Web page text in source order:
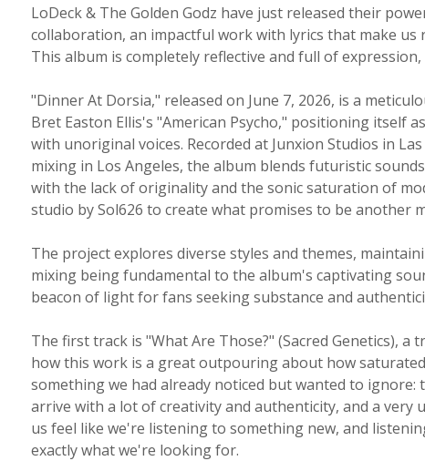
LoDeck & The Golden Godz have just released their
collaboration, an impactful work with lyrics that make us
This album is completely reflective and full of
"Dinner At Dorsia," released on June 7, 2026, is a
Bret Easton Ellis's "American Psycho," positioning itself
with unoriginal voices. Recorded at Junxion Studios in
mixing in Los Angeles, the album blends futuristic
with the lack of originality and the sonic saturation of
studio by Sol626 to create what promises to be another
The project explores diverse styles and themes,
mixing being fundamental to the album's captivating
beacon of light for fans seeking substance and
The first track is "What Are Those?" (Sacred Genetics),
how this work is a great outpouring about how
something we had already noticed but wanted to
arrive with a lot of creativity and authenticity, and a
us feel like we're listening to something new, and
exactly what we're looking for.